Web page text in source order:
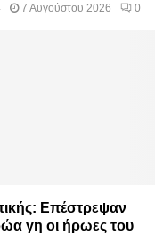
7 Αυγούστου 2026 0
Επέστρεψαν
γη οι ήρωες του